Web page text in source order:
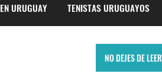
URUGUAY TENISTAS URUGUAYOS
NO DEJES DE LEER